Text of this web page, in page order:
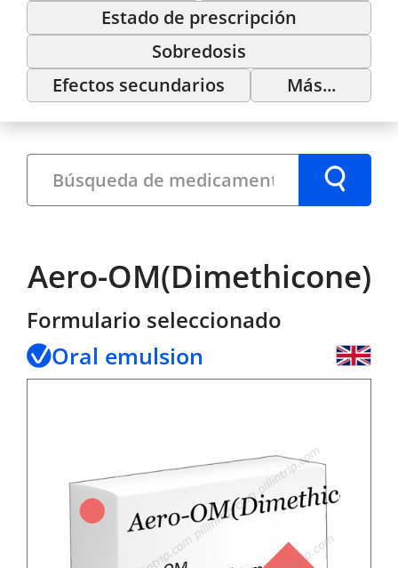
Estado de prescripción
Sobredosis
Efectos secundarios
Más...
Aero-OM(Dimethicone)
Formulario seleccionado
Oral emulsion